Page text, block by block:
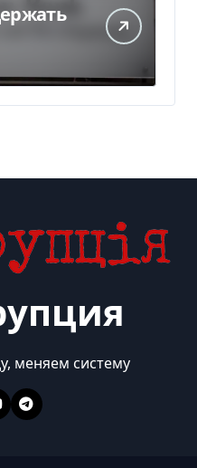
меняем систему